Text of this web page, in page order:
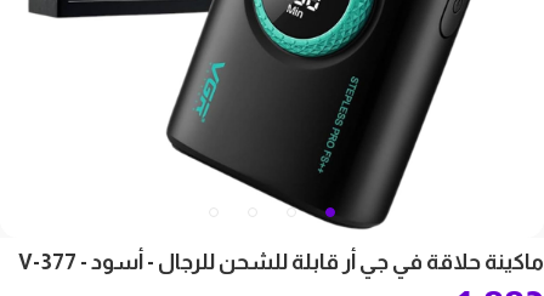
ماكينة حلاقة في جي أر قابلة للشحن للرجال - أسود - V-377